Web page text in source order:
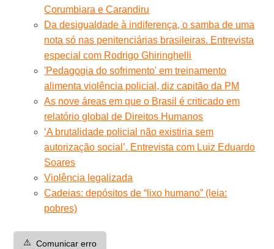
Corumbiara e Carandiru
Da desigualdade à indiferença, o samba de uma
nota só nas penitenciárias brasileiras. Entrevista
especial com Rodrigo Ghiringhelli
'Pedagogia do sofrimento' em treinamento
alimenta violência policial, diz capitão da PM
As nove áreas em que o Brasil é criticado em
relatório global de Direitos Humanos
‘A brutalidade policial não existiria sem
autorização social’. Entrevista com Luiz Eduardo
Soares
Violência legalizada
Cadeias: depósitos de “lixo humano” (leia:
pobres)
⚠️ Comunicar erro